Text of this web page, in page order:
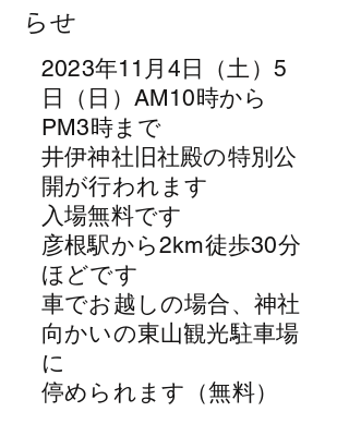
らせ
2023年11月4日（土）5
日（日）AM10時から
PM3時まで
井伊神社旧社殿の特別公
開が行われます
入場無料です
彦根駅から2km徒歩30分
ほどです
​車でお越しの場合、神社
向かいの東山観光駐車場
に
停められます（無料）